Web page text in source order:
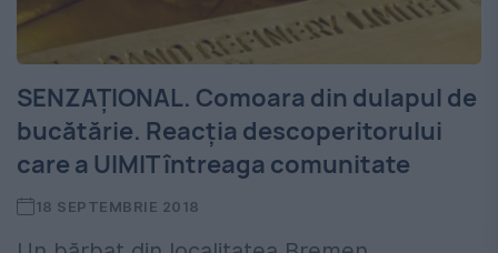
SENZAȚIONAL. Comoara din dulapul de
bucătărie. Reacția descoperitorului
care a UIMIT întreaga comunitate
18 SEPTEMBRIE 2018